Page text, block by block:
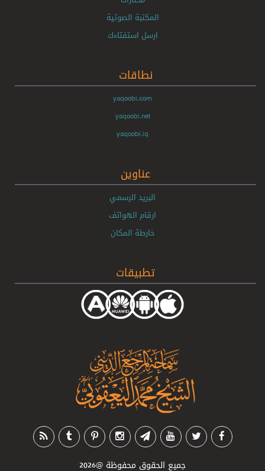
المكتبة الصوتية
ارسل استفتاءك
نطاقات
yaqoobi.com
yaqoobi.net
yaqoobi.iq
عناوين
البريد الرسمي
ارقام الهواتف
خارطة المكان
تطبيقات
جميع الحقوق محفوظة @2026